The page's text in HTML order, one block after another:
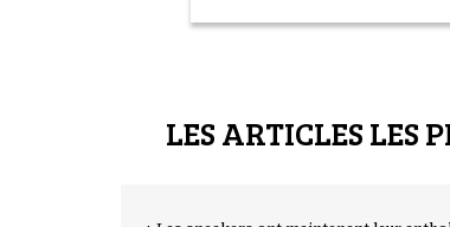
LES ARTICLES LES